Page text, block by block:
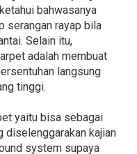
bahwasanya
serangan rayap bila
Selain itu,
adalah membuat
langsung
tinggi.
yaitu bisa sebagai
diselenggarakan kajian
system supaya